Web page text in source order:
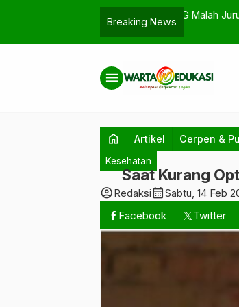
Breaking News
Cegah
menu
home Artikel Cerpen &
Kesehatan
Saat Kurang
account_circleRedaksicalendar_monthSabtu, 14 Feb
Facebook
Twitter